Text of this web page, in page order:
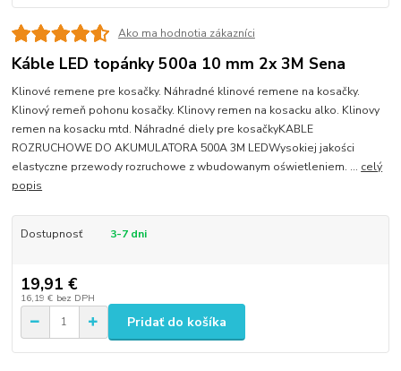
Ako ma hodnotia zákazníci
Káble LED topánky 500a 10 mm 2x 3M Sena
Klinové remene pre kosačky. Náhradné klinové remene na kosačky.
Klinový remeň pohonu kosačky. Klinovy remen na kosacku alko. Klinovy
remen na kosacku mtd. Náhradné diely pre kosačkyKABLE
ROZRUCHOWE DO AKUMULATORA 500A 3M LEDWysokiej jakości
elastyczne przewody rozruchowe z wbudowanym oświetleniem. ... celý
popis
Dostupnosť 3-7 dni
19,91 €
16,19 € bez DPH
Pridať do košíka